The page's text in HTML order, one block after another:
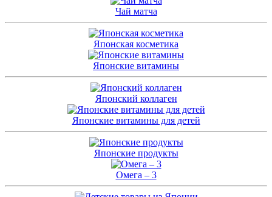
Чай матча
Японская косметика
Японские витамины
Японский коллаген
Японские витамины для детей
Японские продукты
Омега – 3